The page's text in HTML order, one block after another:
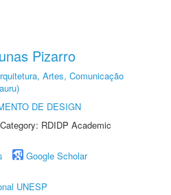
Pizarro
Artes, Comunicação
DE DESIGN
RDIDP Academic
Google Scholar
UNESP